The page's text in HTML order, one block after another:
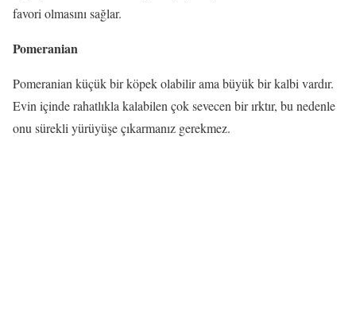
favori olmasını sağlar.
Pomeranian
Pomeranian küçük bir köpek olabilir ama büyük bir kalbi vardır.
Evin içinde rahatlıkla kalabilen çok sevecen bir ırktır, bu nedenle
onu sürekli yürüyüşe çıkarmanız gerekmez.